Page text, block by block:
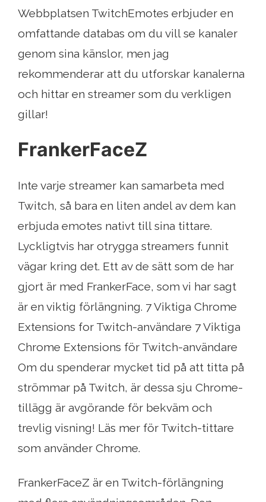
Webbplatsen TwitchEmotes erbjuder en
omfattande databas om du vill se kanaler
genom sina känslor, men jag
rekommenderar att du utforskar kanalerna
och hittar en streamer som du verkligen
gillar!
FrankerFaceZ
Inte varje streamer kan samarbeta med
Twitch, så bara en liten andel av dem kan
erbjuda emotes nativt till sina tittare.
Lyckligtvis har otrygga streamers funnit
vägar kring det. Ett av de sätt som de har
gjort är med FrankerFace, som vi har sagt
är en viktig förlängning. 7 Viktiga Chrome
Extensions for Twitch-användare 7 Viktiga
Chrome Extensions för Twitch-användare
Om du spenderar mycket tid på att titta på
strömmar på Twitch, är dessa sju Chrome-
tillägg är avgörande för bekväm och
trevlig visning! Läs mer för Twitch-tittare
som använder Chrome.
FrankerFaceZ är en Twitch-förlängning